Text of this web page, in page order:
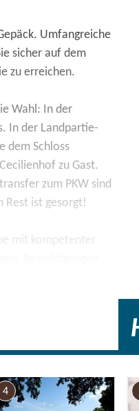
Umfangreiche
sicher auf dem
zu erreichen.
Wahl: In der
In der Landpartie-
dem Schloss
zu Gast.
zum PKW sind
Rest ist gesorgt!
mit kompetenter
Besichtigungen
4